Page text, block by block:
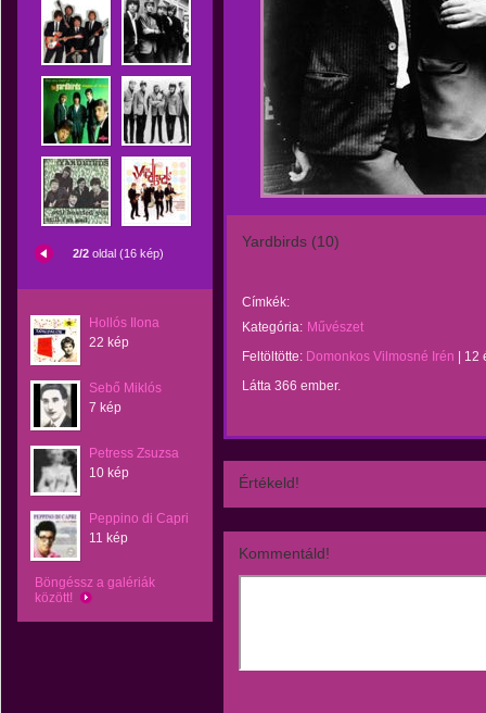
2/2 oldal (16 kép)
Hollós Ilona
22 kép
Sebő Miklós
7 kép
Petress Zsuzsa
10 kép
Peppino di Capri
11 kép
Böngéssz a galériák
között!
Yardbirds (10)
Címkék:
Kategória: Művészet
Feltöltötte: Domonkos Vilmosné Irén
12
Látta 366 ember.
Értékeld!
Kommentáld!